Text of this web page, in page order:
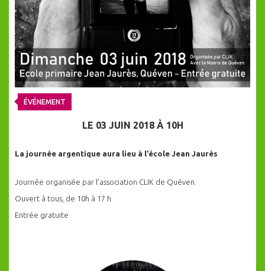
ÉVÉNEMENT
LE 03 JUIN 2018 À 10H
La journée argentique aura lieu à l’école Jean Jaurès
Journée organisée par l’association CLIK de Quéven.
Ouvert à tous, de 10h à 17 h
Entrée gratuite